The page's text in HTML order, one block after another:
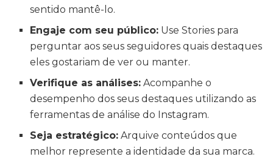
sentido mantê-lo.
Engaje com seu público: Use Stories para
perguntar aos seus seguidores quais destaques
eles gostariam de ver ou manter.
Verifique as análises: Acompanhe o
desempenho dos seus destaques utilizando as
ferramentas de análise do Instagram.
Seja estratégico: Arquive conteúdos que
melhor represente a identidade da sua marca.